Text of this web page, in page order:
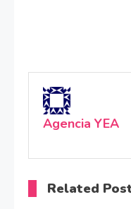
Agencia YEA
Related